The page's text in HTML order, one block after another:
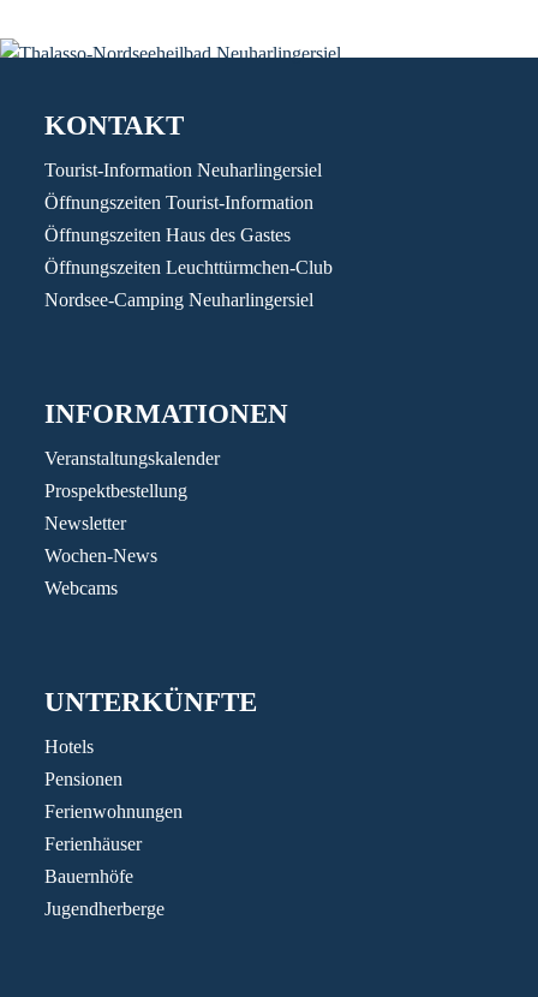
KONTAKT
Tourist-Information Neuharlingersiel
Öffnungszeiten Tourist-Information
Öffnungszeiten Haus des Gastes
Öffnungszeiten Leuchttürmchen-Club
Nordsee-Camping Neuharlingersiel
INFORMATIONEN
Veranstaltungskalender
Prospektbestellung
Newsletter
Wochen-News
Webcams
UNTERKÜNFTE
Hotels
Pensionen
Ferienwohnungen
Ferienhäuser
Bauernhöfe
Jugendherberge